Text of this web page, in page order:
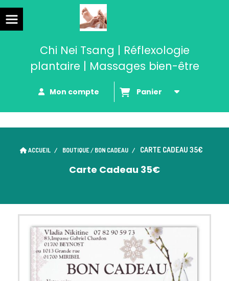
Chi Nei Tsang | Réflexologie
plantaire | Massages bien-être
Mon compte Panier
ACCUEIL BOUTIQUE / BON CADEAU CARTE CADEAU 35€
Carte Cadeau 35€